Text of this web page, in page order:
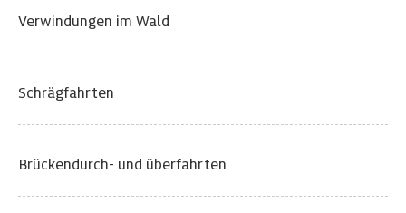
Verwindungen im Wald
Schrägfahrten
Brückendurch- und überfahrten